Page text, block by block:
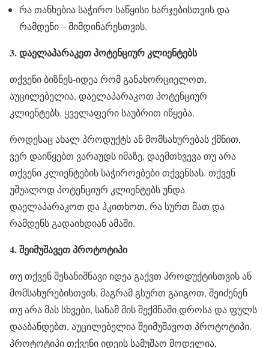
რა თანხებია საჭირო საწყისი ხარჯებისთვის და
რამდენი – მიმდინარესთვის.
3. დაელაპარაკეთ პოტენციურ კლიენტებს
თქვენი ბიზნეს-იდეა რომ განახორციელოთ,
აუცილებელია, დაელაპარაკოთ პოტენციურ
კლიენტებს. ყველაფერი საუბრით იწყება.
როდესაც ახალ პროდუქტს ან მომსახურებას ქმნით,
ვერ დაიწყებთ ვარაუდს იმაზე, დაემთხვევა თუ არა
თქვენი კლიენტების საჭიროებები თქვენსას. თქვენ
უშუალოდ პოტენციურ კლიენტებს უნდა
დაელაპარაკოთ და ჰკითხოთ, რა სურთ მათ და
რამდენს გადაიხდიან ამაში.
4. შეიმუშავეთ პროტოტიპი
თუ თქვენ შესანიშნავი იდეა გაქვთ პროდუქტისთვის ან
მომსახურებისთვის, მაგრამ გსურთ გაიგოთ, შეიძენენ
თუ არა მას სხვები, სანამ მის შექმნაში დროსა და ფულს
დააბანდებთ, აუცილებელია შეიმუშავოთ პროტოტიპი.
პროტოტიპი თქვენი იდეის სამუშაო მოდელია,